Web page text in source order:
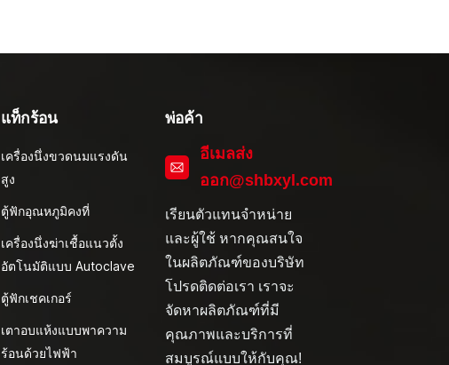
แท็กร้อน
เครื่องนึ่งขวดนมแรงดัน
สูง
ตู้ฟักอุณหภูมิคงที่
เครื่องนึ่งฆ่าเชื้อแนวตั้ง
อัตโนมัติแบบ Autoclave
ตู้ฟักเชคเกอร์
เตาอบแห้งแบบพาความ
ร้อนด้วยไฟฟ้า
พ่อค้า
อีเมลส่ง
ออก@shbxyl.com
เรียนตัวแทนจำหน่าย
และผู้ใช้ หากคุณสนใจ
ในผลิตภัณฑ์ของบริษัท
โปรดติดต่อเรา เราจะ
จัดหาผลิตภัณฑ์ที่มี
คุณภาพและบริการที่
สมบูรณ์แบบให้กับคุณ!